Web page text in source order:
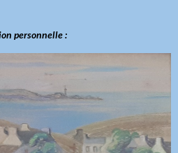
personnelle :